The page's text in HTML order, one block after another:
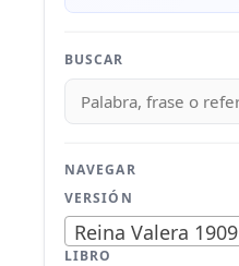
BUSCAR
NAVEGAR
VERSIÓN
Reina Valera 1909
LIBRO